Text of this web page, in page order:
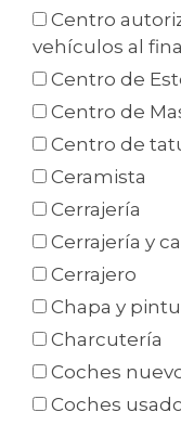
Centro
vehículos al
Centro de
Centro de
Centro de
Ceramista
Cerrajería
Cerrajería y
Cerrajero
Chapa y
Charcutería
Coches
Coches